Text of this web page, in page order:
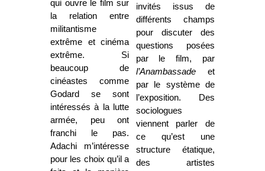
qui ouvre le film sur
la relation entre
militantisme
extrême et cinéma
extrême. Si
beaucoup de
cinéastes comme
Godard se sont
intéressés à la lutte
armée, peu ont
franchi le pas.
Adachi m’intéresse
pour les choix qu’il a
invités issus de
différents champs
pour discuter des
questions posées
par le film, par
l’Anambassadeet
par le système de
l’exposition. Des
sociologues
viennent parler de
ce qu’est une
structure étatique,
des artistes